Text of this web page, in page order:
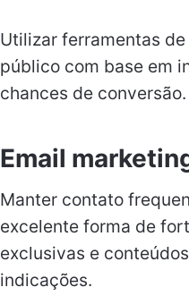
Utilizar ferramentas
público com base em
chances de conversão.
Email
Manter contato
excelente forma de
exclusivas e
indicações.